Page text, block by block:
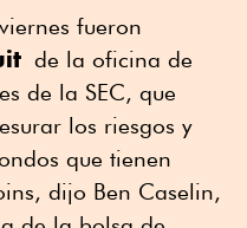
fueron
de la oficina de
de la SEC, que
los riesgos y
que tienen
dijo Ben Caselin,